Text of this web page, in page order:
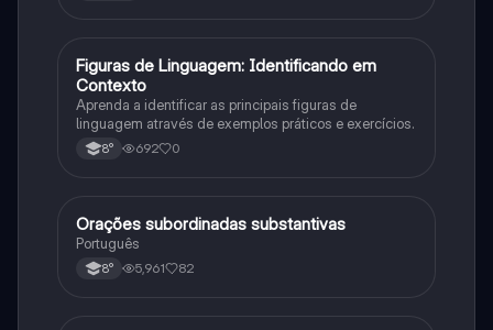
FPortuguês
Figuras de Linguagem: Identificando em
Contexto
Aprenda a identificar as principais figuras de
linguagem através de exemplos práticos e exercícios.
8° 692 0
Português
Orações subordinadas substantivas
Português
8° 5,961 82